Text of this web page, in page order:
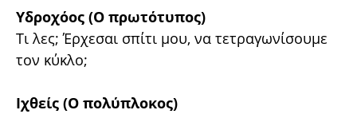
Υδροχόος (Ο πρωτότυπος)
Τι λες; Έρχεσαι σπίτι μου, να τετραγωνίσουμε
τον κύκλο;
Ιχθείς (Ο πολύπλοκος)